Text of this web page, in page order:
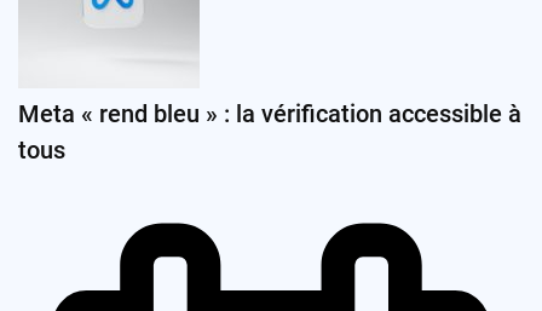
Meta « rend bleu » : la vérification accessible à
tous